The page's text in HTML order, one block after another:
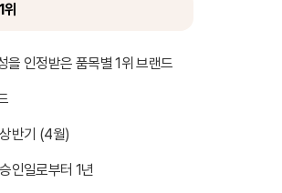
을 인정받은 품목별 1위 브랜드
반기 (4월)
인일로부터 1년